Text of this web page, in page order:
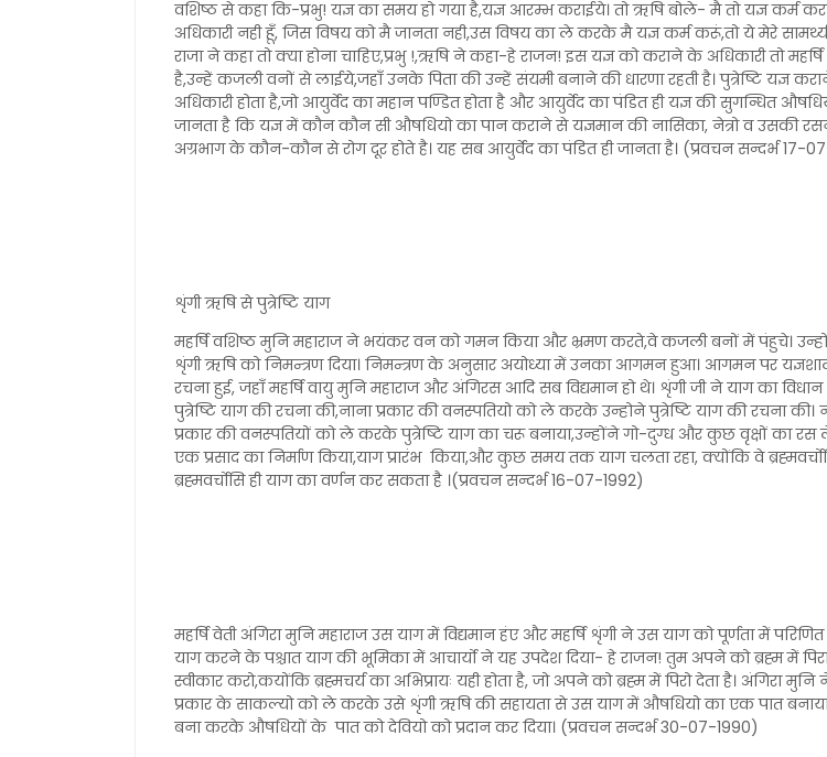
वशिष्ठ से कहा कि-प्रभु! यज्ञ का समय हो गया है,यज्ञ आरम्भ कराईये। तो ऋषि बोले- मै तो यज्ञ कर्म
अधिकारी नही हूँ, जिस विषय को मै जानता नही,उस विषय का ले करके मै यज्ञ कर्म करूं,तो ये मेरे सामर्थ्य
राजा ने कहा तो क्या होना चाहिए,प्रभु !,ऋषि ने कहा-हे राजन! इस यज्ञ को कराने के अधिकारी तो
है,उन्हें कजली वनों से लाईये,जहाँ उनके पिता की उन्हें संयमी बनाने की धारणा रहती है। पुत्रेष्टि यज्ञ
अधिकारी होता है,जो आयुर्वेद का महान पण्डित होता है और आयुर्वेद का पंडित ही यज्ञ की सुगन्धित
जानता है कि यज्ञ में कौन कौन सी औषधियो का पान कराने से यज्ञमान की नासिका, नेत्रो व उसकी
अग्रभाग के कौन-कौन से रोग दूर होते है। यह सब आयुर्वेद का पंडित ही जानता है। (प्रवचन सन्दर्भ 17-
शृंगी ऋषि से पुत्रेष्टि याग
महर्षि वशिष्ठ मुनि महाराज ने भयंकर वन को गमन किया और भ्रमण करते,वे कजली बनों में पंहुचे।
शृंगी ऋषि को निमन्त्रण दिया। निमन्त्रण के अनुसार अयोध्या में उनका आगमन हुआ। आगमन पर
रचना हुई, जहाँ महर्षि वायु मुनि महाराज और अंगिरस आदि सब विद्यमान हो थे। शृंगी जी ने याग का
पुत्रेष्टि याग की रचना की,नाना प्रकार की वनस्पतियो को ले करके उन्होने पुत्रेष्टि याग की रचना की।
प्रकार की वनस्पतियों को ले करके पुत्रेष्टि याग का चरू बनाया,उन्होंने गो-दुग्ध और कुछ वृक्षों का
एक प्रसाद का निर्माण किया,याग प्रारंभ किया,और कुछ समय तक याग चलता रहा, क्योंकि वे
ब्रह्मवर्चोसि ही याग का वर्णन कर सकता है ।(प्रवचन सन्दर्भ 16-07-1992)
महर्षि वेती अंगिरा मुनि महाराज उस याग में विद्यमान हंए और महर्षि शृंगी ने उस याग को पूर्णता में परिणित
याग करने के पश्चात याग की भूमिका में आचार्यो ने यह उपदेश दिया- हे राजन! तुम अपने को ब्रह्म में
स्वीकार करो,कयोंकि ब्रह्मचर्य का अभिप्रायः यही होता है, जो अपने को ब्रह्म में पिरो देता है। अंगिरा मुनि
प्रकार के साकल्यो को ले करके उसे शृंगी ऋषि की सहायता से उस याग में औषधियो का एक पात
बना करके औषधियों के पात को देवियो को प्रदान कर दिया। (प्रवचन सन्दर्भ 30-07-1990)